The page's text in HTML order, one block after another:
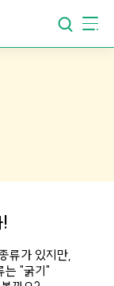
!
류가 있지만,
는 "굵기"